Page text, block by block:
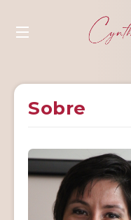
Sobre